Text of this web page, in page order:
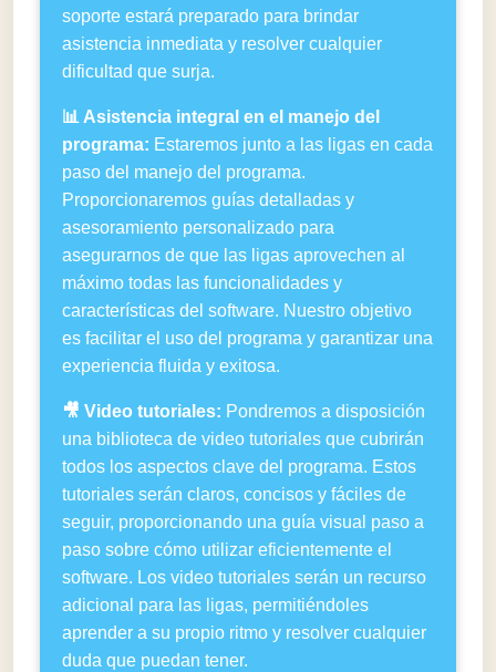
soporte estará preparado para brindar
asistencia inmediata y resolver cualquier
dificultad que surja.
📊 Asistencia integral en el manejo del
programa: Estaremos junto a las ligas en cada
paso del manejo del programa.
Proporcionaremos guías detalladas y
asesoramiento personalizado para
asegurarnos de que las ligas aprovechen al
máximo todas las funcionalidades y
características del software. Nuestro objetivo
es facilitar el uso del programa y garantizar una
experiencia fluida y exitosa.
🎥 Video tutoriales: Pondremos a disposición
una biblioteca de video tutoriales que cubrirán
todos los aspectos clave del programa. Estos
tutoriales serán claros, concisos y fáciles de
seguir, proporcionando una guía visual paso a
paso sobre cómo utilizar eficientemente el
software. Los video tutoriales serán un recurso
adicional para las ligas, permitiéndoles
aprender a su propio ritmo y resolver cualquier
duda que puedan tener.